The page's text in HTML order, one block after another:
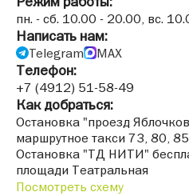
пн. - сб. 10.00 - 20.00, вс.
Написать нам:
Telegram MAX
Телефон:
+7 (4912) 51-58-49
Как добраться:
Остановка "проезд
маршрутное такси 73, 80, 85
Остановка "ТД НИТИ"
площади Театральная
Посмотреть схему